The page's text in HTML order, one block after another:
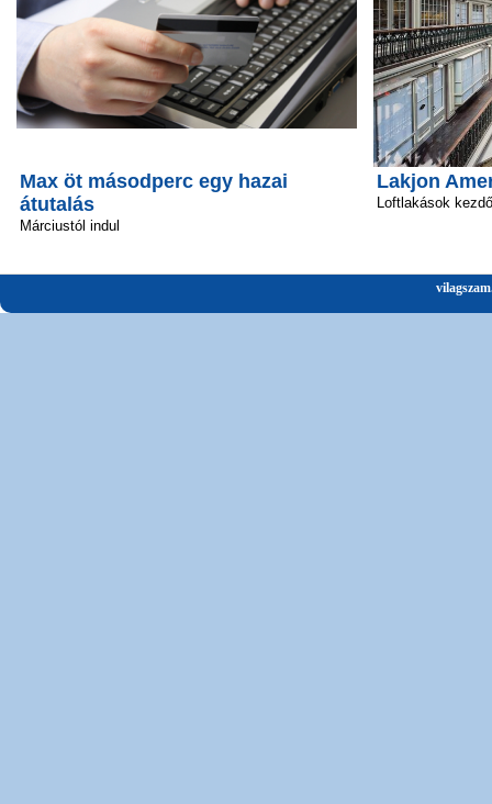
Max öt másodperc egy hazai
átutalás
Márciustól indul
Lakjon
Loftlakások